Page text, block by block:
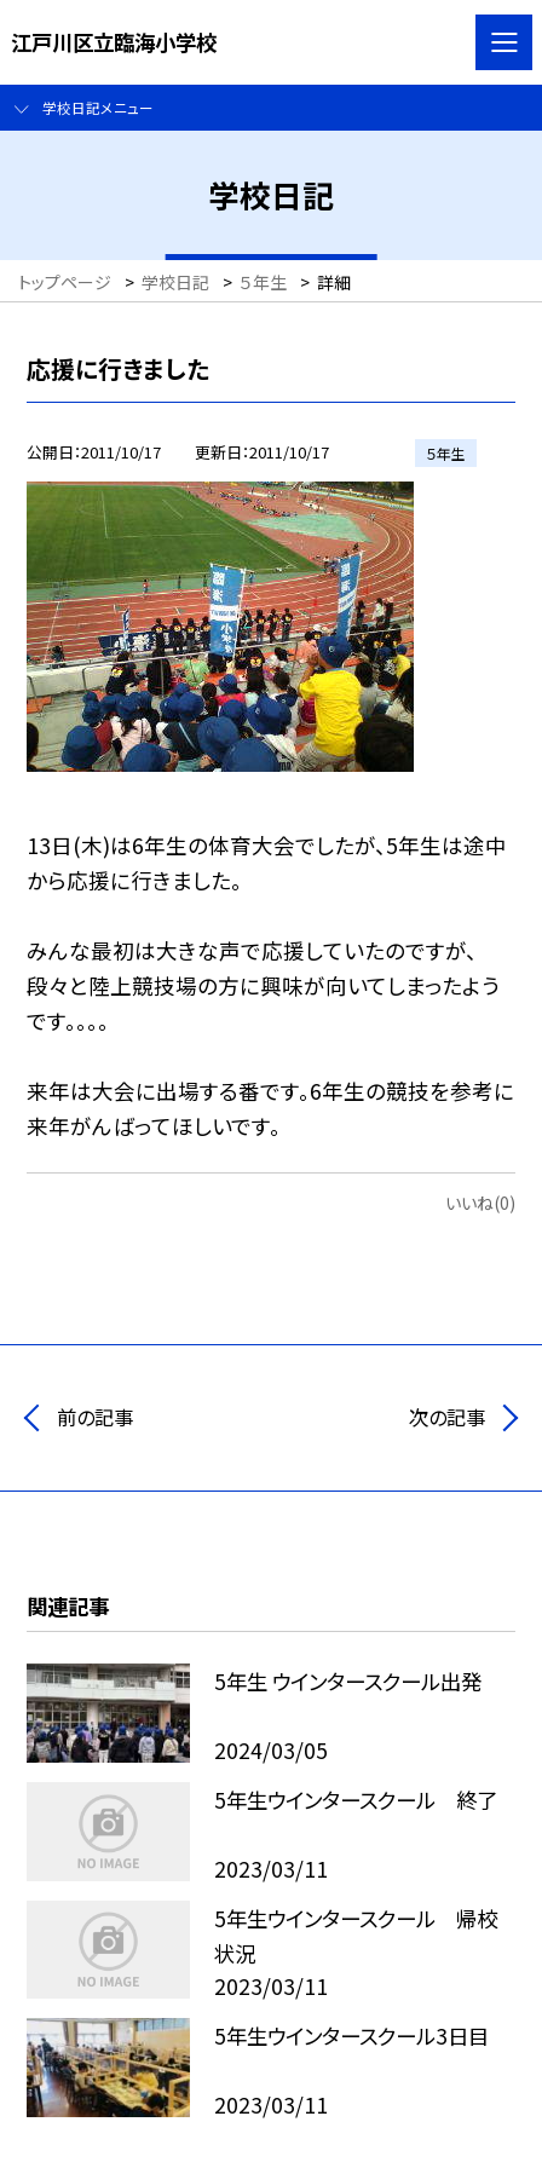
江戸川区立臨海小学校
学校日記メニュー
学校日記
トップページ > 学校日記 > ５年生 > 詳細
応援に行きました
公開日 2011/10/17 更新日 2011/10/17 ５年生
13日(木)は6年生の体育大会でしたが、5年生は途中
から応援に行きました。
みんな最初は大きな声で応援していたのですが、
段々と陸上競技場の方に興味が向いてしまったよう
です。。。。
来年は大会に出場する番です。6年生の競技を参考に
来年がんばってほしいです。
いいね(0)
前の記事 次の記事
関連記事
5年生 ウインタースクール出発
2024/03/05
5年生ウインタースクール 終了
2023/03/11
5年生ウインタースクール 帰校
状況
2023/03/11
5年生ウインタースクール3日目
2023/03/11